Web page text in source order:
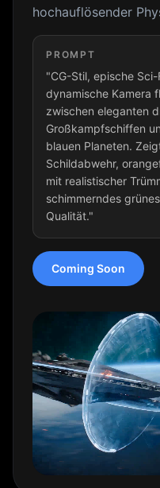
hochauflösender
PROMPT
"CG-Stil, epische
dynamische Kamera
zwischen eleganten
Großkampfschiffen
blauen Planeten.
Schildabwehr,
mit realistischer
schimmerndes
Qualität."
Coming Soon